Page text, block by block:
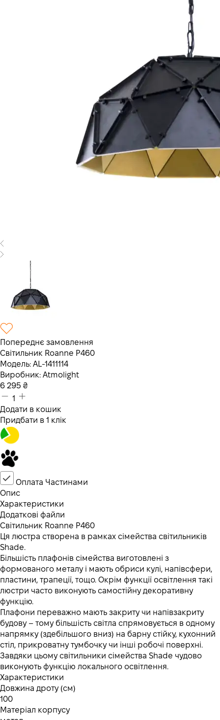
Попереднє замовлення
Світильник Roanne P460
Модель: AL-1411114
Виробник: Atmolight
6 295 ₴
1
Додати в кошик
Придбати в 1 клік
Оплата Частинами
Опис
Характеристики
Додаткові файли
Світильник Roanne P460
Ця люстра створена в рамках сімейства світильників
Shade.
Більшість плафонів сімейства виготовлені з
формованого металу і мають обриси кулі, напівсфери,
пластини, трапеції, тощо. Окрім функції освітлення такі
люстри часто виконують самостійну декоративну
функцію.
Плафони переважно мають закриту чи напівзакриту
будову – тому більшість світла спрямовується в одному
напрямку (здебільшого вниз) на барну стійку, кухонний
стіл, прикроватну тумбочку чи інші робочі поверхні.
Завдяки цьому світильники сімейства Shade чудово
виконують функцію локального освітлення.
Характеристики
Довжина дроту (см)
100
Матеріал корпусу